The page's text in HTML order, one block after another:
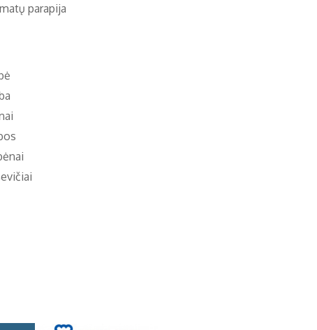
parapija